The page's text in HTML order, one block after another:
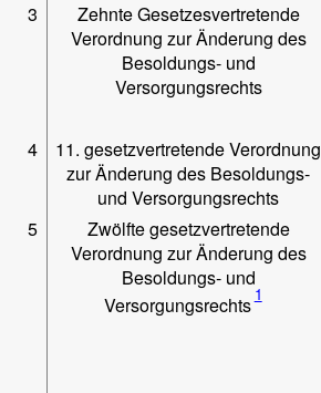
3
Zehnte Gesetzesvertretende
Verordnung zur Änderung des
Besoldungs- und
Versorgungsrechts
4
11. gesetzvertretende Verordnung
zur Änderung des Besoldungs-
und Versorgungsrechts
5
Zwölfte gesetzvertretende
Verordnung zur Änderung des
Besoldungs- und
Versorgungsrechts 1